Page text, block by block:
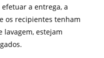
a entrega, a
os recipientes tenham
lavagem, estejam